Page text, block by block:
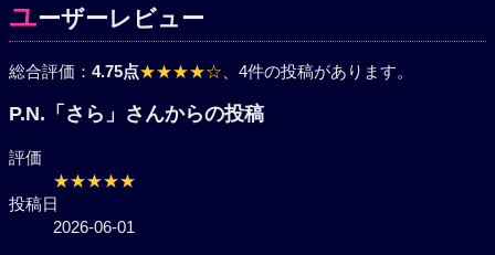
ユーザーレビュー
総合評価： 4.75点★★★★☆ 、4件の投稿があります。
P.N.「さら」さんからの投稿
評価
★★★★★
投稿日
2026-06-01